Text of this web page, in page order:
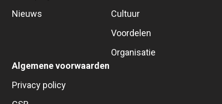
Nieuws
Cultuur
Voordelen
Organisatie
Algemene voorwaarden
Privacy policy